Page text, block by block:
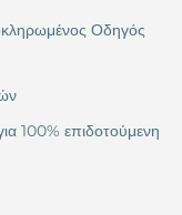
Οδηγός
100% επιδοτούμενη